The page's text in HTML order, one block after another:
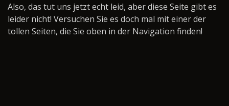
Also, das tut uns jetzt echt leid, aber diese Seite gibt es
leider nicht! Versuchen Sie es doch mal mit einer der
tollen Seiten, die Sie oben in der Navigation finden!